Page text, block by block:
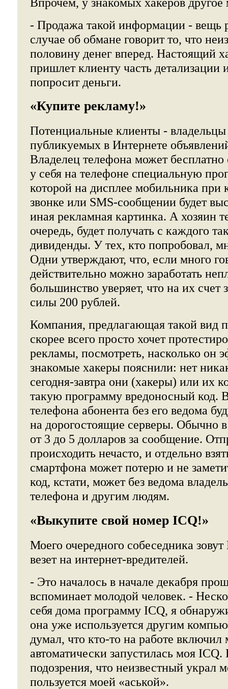
- Продажа такой информации - вещь
случае об обмане говорит то, что
половину денег вперед. Настоящий
пришлет клиенту часть детализации
попросит деньги.
«Купите рекламу!»
Потенциальные клиенты -
публикуемых в Интернете
Владелец телефона может бесплатно
у себя на телефоне специальную
которой на дисплее мобильника
звонке или SMS-сообщении будет
иная рекламная картинка. А хозяин
очередь, будет получать с каждого
дивиденды. У тех, кто попробовал,
Одни утверждают, что, если много
действительно можно заработать
большинство уверяет, что на их
силы 200 рублей.
Компания, предлагающая такой вид
скорее всего просто хочет
рекламы, посмотреть, насколько он
знакомые хакеры пояснили: нет
сегодня-завтра они (хакеры) или их
такую программу вредоносный код.
телефона абонента без его ведома
на дорогостоящие серверы. Обычно
от 3 до 5 долларов за сообщение.
происходить нечасто, и отдельно
смартфона может потерю и не
код, кстати, может без ведома
телефона и другим людям.
«Выкупите свой номер ICQ!»
Моего очередного собеседника
везет на интернет-вредителей.
- Это началось в начале декабря
вспоминает молодой человек. -
себя дома программу ICQ, я
она уже используется другим
думал, что кто-то на работе
автоматически запустилась моя
подозрения, что неизвестный украл
пользуется моей «аськой».